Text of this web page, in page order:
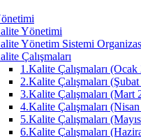
Yönetimi
Yönetim Sistemi
Çalışmaları
1.Kalite Çalışmaları
2.Kalite Çalışmaları
3.Kalite Çalışmaları (Mart
4.Kalite Çalışmaları
5.Kalite Çalışmaları
6.Kalite Çalışmaları